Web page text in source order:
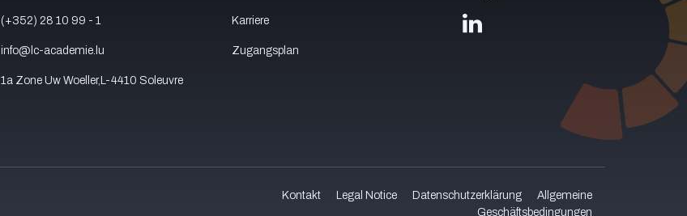
(+352) 28 10 99 - 1
info@lc-academie.lu
1a Zone Uw Woeller,L-4410 Soleuvre
Karriere
Zugangsplan
Kontakt Legal Notice Datenschutzerklärung
Allgemeine
Geschäftsbedingungen